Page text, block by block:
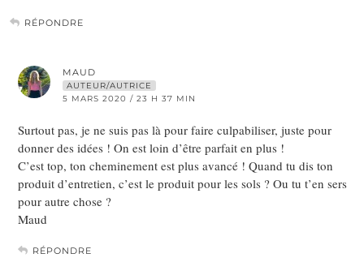
RÉPONDRE
MAUD
AUTEUR/AUTRICE
5 MARS 2020 / 23 H 37 MIN
Surtout pas, je ne suis pas là pour faire culpabiliser, juste pour
donner des idées ! On est loin d’être parfait en plus !
C’est top, ton cheminement est plus avancé ! Quand tu dis ton
produit d’entretien, c’est le produit pour les sols ? Ou tu t’en sers
pour autre chose ?
Maud
RÉPONDRE